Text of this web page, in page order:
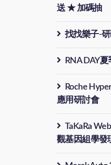
送 ★ 加碼抽
找找樂子-
RNA DAY
Roche
應用研討會
TaKaRa
觀基因組學發